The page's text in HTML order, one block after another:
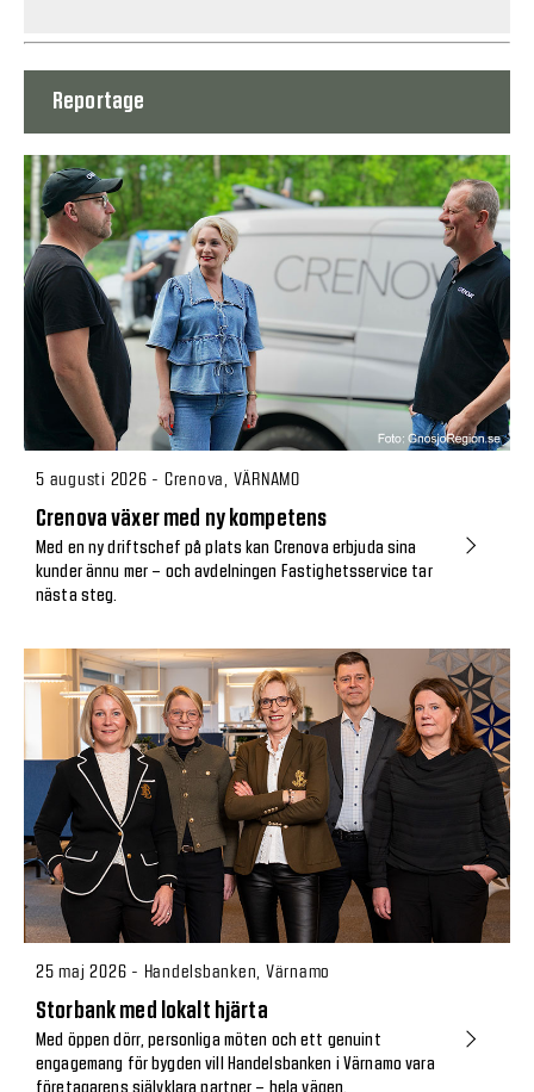
Reportage
5 augusti 2026 - Crenova, VÄRNAMO
Crenova växer med ny kompetens
Med en ny driftschef på plats kan Crenova erbjuda sina
kunder ännu mer – och avdelningen Fastighetsservice tar
nästa steg.
25 maj 2026 - Handelsbanken, Värnamo
Storbank med lokalt hjärta
Med öppen dörr, personliga möten och ett genuint
engagemang för bygden vill Handelsbanken i Värnamo vara